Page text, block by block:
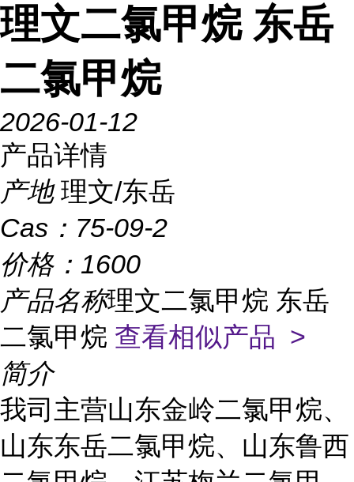
理文二氯甲烷 东岳
二氯甲烷
2026-01-12
产品详情
产地 理文/东岳
Cas： 75-09-2
价格： 1600
产品名称理文二氯甲烷 东岳
二氯甲烷 查看相似产品 >
简介
我司主营山东金岭二氯甲烷、
山东东岳二氯甲烷、山东鲁西